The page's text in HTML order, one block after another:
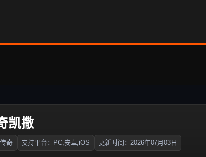
凯撒
奇 支持平台：PC,安卓,iOS 更新时间：2026年07月03日